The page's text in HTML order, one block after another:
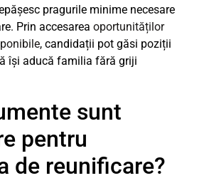
pragurile minime necesare
Prin accesarea oportunităților
, candidații pot găsi poziții
își aducă familia fără griji
sunt
pentru
de reunificare?